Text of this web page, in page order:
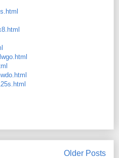
Older Posts